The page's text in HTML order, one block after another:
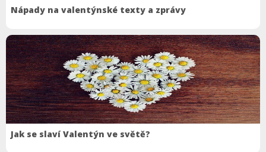
Nápady na valentýnské texty a zprávy
Jak se slaví Valentýn ve světě?